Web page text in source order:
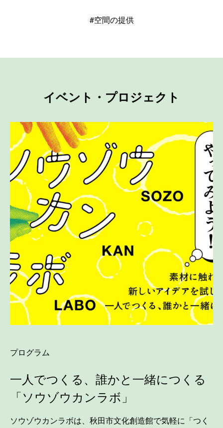
#空間の提供
イベント・プロジェクト
プログラム
一人でつくる、誰かと一緒につくる
「ソウゾウカンラボ」
ソウゾウカンラボは、秋田市文化創造館で気軽に「つく